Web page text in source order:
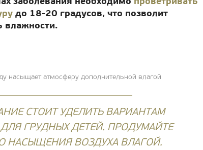
до 18-20 градусов, что позволит
влажности.
насыщает атмосферу дополнительной влагой
СТОИТ УДЕЛИТЬ ВАРИАНТАМ
ГРУДНЫХ ДЕТЕЙ. ПРОДУМАЙТЕ
НАСЫЩЕНИЯ ВОЗДУХА ВЛАГОЙ.